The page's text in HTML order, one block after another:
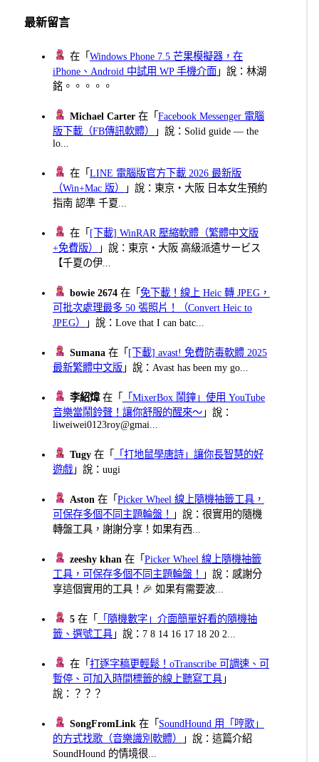
最新留言
在「Windows Phone 7.5 芒果模擬器，在
iPhone、Android 中試用 WP 手機介面 」說：林湖
銘。。。。。
Michael Carter 在「Facebook Messenger 電腦
版下載（FB傳訊軟體）
」說：Solid guide — the
lo...
在「LINE 電腦版官方下載 2026 最新版
（Win+Mac 版）
」說：東京・大阪 日本女生預約
指南 認準 千夏...
在「 [下載] WinRAR 壓縮軟體（繁體中文版
+免費版）
」說：東京・大阪 高級派遣サービス
【千夏の伊...
bowie 2674 在「免下載！線上 Heic 轉 JPEG，
可批次處理最多 50 張照片！（Convert Heic to
JPEG）
」說：Love that I can batc...
Sumana 在「 [下載] avast! 免費防毒軟體 2025
最新繁體中文版 」說：Avast has been my go...
李紹煒在「
「MixerBox 鬧鐘」使用 YouTube
音樂當鬧鈴聲！讓你舒服的醒來～ 」說：
liweiwei0123roy@gmai...
Tugy 在「
「打地鼠學唐詩」讓你長智慧的好
遊戲 」說：uugi
Aston 在「Picker Wheel 線上隨機抽籤工具，
可保存多個不同主題輪盤！
」說：很實用的隨機
轉盤工具，謝謝分享！如果有西...
zeeshy khan 在「Picker Wheel 線上隨機抽籤
工具，可保存多個不同主題輪盤！
」說：感謝分
享這個實用的工具！🎉 如果有需要波...
5 在「
「隨機數字」介面簡單好看的隨機抽
籤、選號工具 」說：7 8 14 16 17 18 20 2...
在「打逐字稿更輕鬆！oTranscribe 可調速、可
暫停、可加入時間標籤的線上聽寫工具 」
說：？？？
SongFromLink 在「 SoundHound 用「哼歌」
的方式找歌（音樂識別軟體）
」說：這篇介紹
SoundHound 的情境很...